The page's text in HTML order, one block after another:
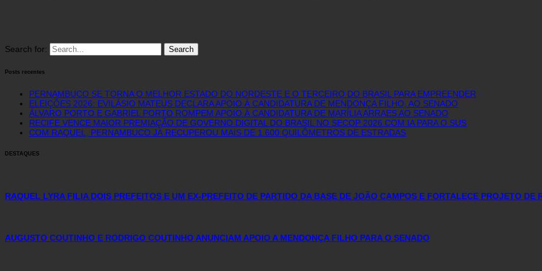
Search for:
Posts recentes
PERNAMBUCO SE TORNA O MELHOR ESTADO DO NORDESTE E O TERCEIRO DO BRASIL PARA EMPREENDER
ELEIÇÕES 2026: EVILÁSIO MATEUS DECLARA APOIO À CANDIDATURA DE MENDONÇA FILHO, AO SENADO
ÁLVARO PORTO E GABRIEL PORTO ROMPEM APOIO À CANDIDATURA DE MARÍLIA ARRAES AO SENADO
RECIFE VENCE MAIOR PREMIAÇÃO DE GOVERNO DIGITAL DO BRASIL NO SECOP 2026 COM IA PARA O SUS
COM RAQUEL, PERNAMBUCO JÁ RECUPEROU MAIS DE 1.600 QUILÔMETROS DE ESTRADAS
DESTAQUES
RAQUEL LYRA FILIA DOIS PREFEITOS E UM EX-PREFEITO DE PARTIDO DA BASE DE JOÃO CAMPOS E FORTALECE PROJETO DE
AUGUSTO COUTINHO E RODRIGO COUTINHO ANUNCIAM APOIO A MENDONÇA FILHO PARA O SENADO